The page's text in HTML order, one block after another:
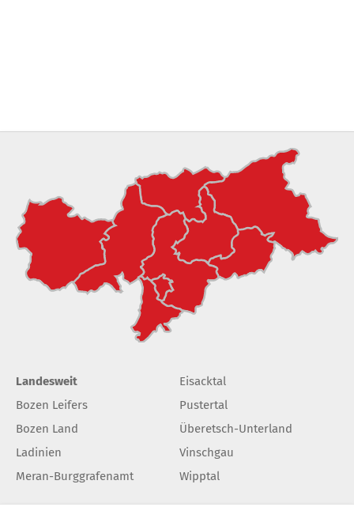
Landesweit
Bozen Leifers
Bozen Land
Ladinien
Meran-Burggrafenamt
Eisacktal
Pustertal
Überetsch-Unterland
Vinschgau
Wipptal